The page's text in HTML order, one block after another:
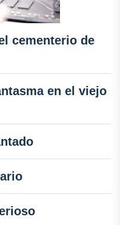
cementerio de
en el viejo